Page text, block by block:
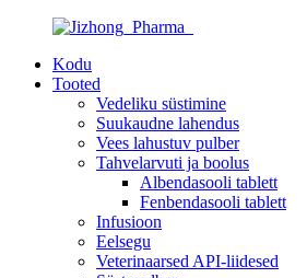
Kodu
Tooted
Vedeliku süstimine
Suukaudne lahendus
Vees lahustuv pulber
Tahvelarvuti ja boolus
Albendasooli tablett
Fenbendasooli tablett
Infusioon
Eelsegu
Veterinaarsed API-liidesed